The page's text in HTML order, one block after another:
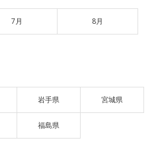
7月 8月
岩手県 宮城県
福島県